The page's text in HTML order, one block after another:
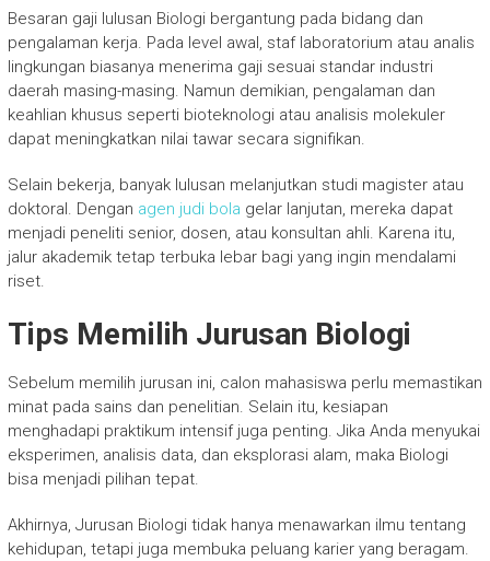
Besaran gaji lulusan Biologi bergantung pada bidang dan
pengalaman kerja. Pada level awal, staf laboratorium atau analis
lingkungan biasanya menerima gaji sesuai standar industri
daerah masing-masing. Namun demikian, pengalaman dan
keahlian khusus seperti bioteknologi atau analisis molekuler
dapat meningkatkan nilai tawar secara signifikan.
Selain bekerja, banyak lulusan melanjutkan studi magister atau
doktoral. Dengan agen judi bola gelar lanjutan, mereka dapat
menjadi peneliti senior, dosen, atau konsultan ahli. Karena itu,
jalur akademik tetap terbuka lebar bagi yang ingin mendalami
riset.
Tips Memilih Jurusan Biologi
Sebelum memilih jurusan ini, calon mahasiswa perlu memastikan
minat pada sains dan penelitian. Selain itu, kesiapan
menghadapi praktikum intensif juga penting. Jika Anda menyukai
eksperimen, analisis data, dan eksplorasi alam, maka Biologi
bisa menjadi pilihan tepat.
Akhirnya, Jurusan Biologi tidak hanya menawarkan ilmu tentang
kehidupan, tetapi juga membuka peluang karier yang beragam.